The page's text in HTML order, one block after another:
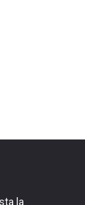
la